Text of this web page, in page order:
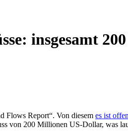
insgesamt
Flows Report“. Von diesem es ist
von 200 Millionen US-Dollar, was